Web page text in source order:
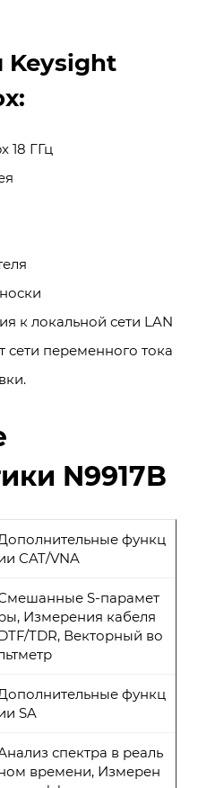
Keysight
18 ГГц
к локальной сети LAN
сети переменного тока
N9917B
функц
CAT/VNA
S-парамет
Измерения кабеля
TDR, Векторный во
функц
SA
спектра в реаль
времени, Измерен